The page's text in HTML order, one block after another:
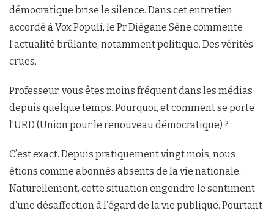
démocratique brise le silence. Dans cet entretien
accordé à Vox Populi, le Pr Diégane Séne commente
l’actualité brûlante, notamment politique. Des vérités
crues.
Professeur, vous êtes moins fréquent dans les médias
depuis quelque temps. Pourquoi, et comment se porte
l’URD (Union pour le renouveau démocratique) ?
C’est exact. Depuis pratiquement vingt mois, nous
étions comme abonnés absents de la vie nationale.
Naturellement, cette situation engendre le sentiment
d’une désaffection à l’égard de la vie publique. Pourtant